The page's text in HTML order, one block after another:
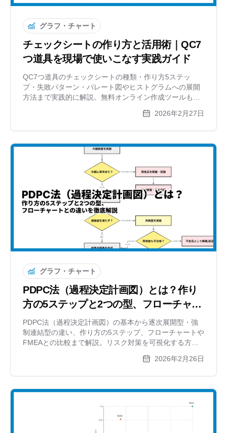
グラフ・チャート
チェックシートの作り方と活用術｜QC7
つ道具を現場で使いこなす実践ガイド
QC7つ道具のチェックシートの種類・作り方5ステッ
プ・失敗パターン・パレート図やヒストグラムへの展開
方法まで実践的に解説。無料オンライン作成ツールも紹
2026年2月27日
グラフ・チャート
PDPC法（過程決定計画図）とは？作り
方の5ステップと2つの型、フローチャー
トとの違いを徹底解説
PDPC法（過程決定計画図）の基本から逐次展開型・強
制連結型の違い、作り方の5ステップ、フローチャートや
FMEAとの比較まで解説。リスク対策を可視化する方法
2026年2月26日